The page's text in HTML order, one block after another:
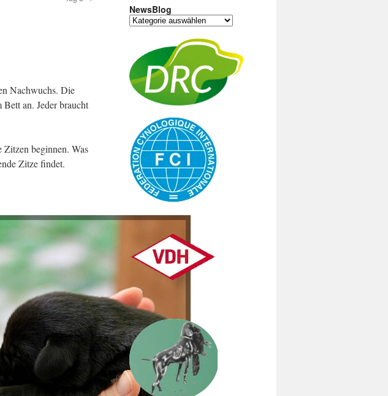
Nachwuchs. Die
an. Jeder braucht
beginnen. Was
Zitze findet.
NewsBlog
NewsBlog